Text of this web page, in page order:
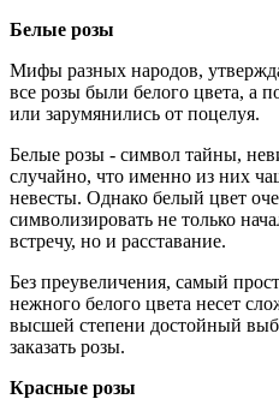
Белые розы
Мифы разных народов,
все розы были белого цвета, а
или зарумянились от поцелуя.
Белые розы - символ тайны,
случайно, что именно из них
невесты. Однако белый цвет
символизировать не только
встречу, но и расставание.
Без преувеличения, самый
нежного белого цвета несет
высшей степени достойный
заказать розы.
Красные розы